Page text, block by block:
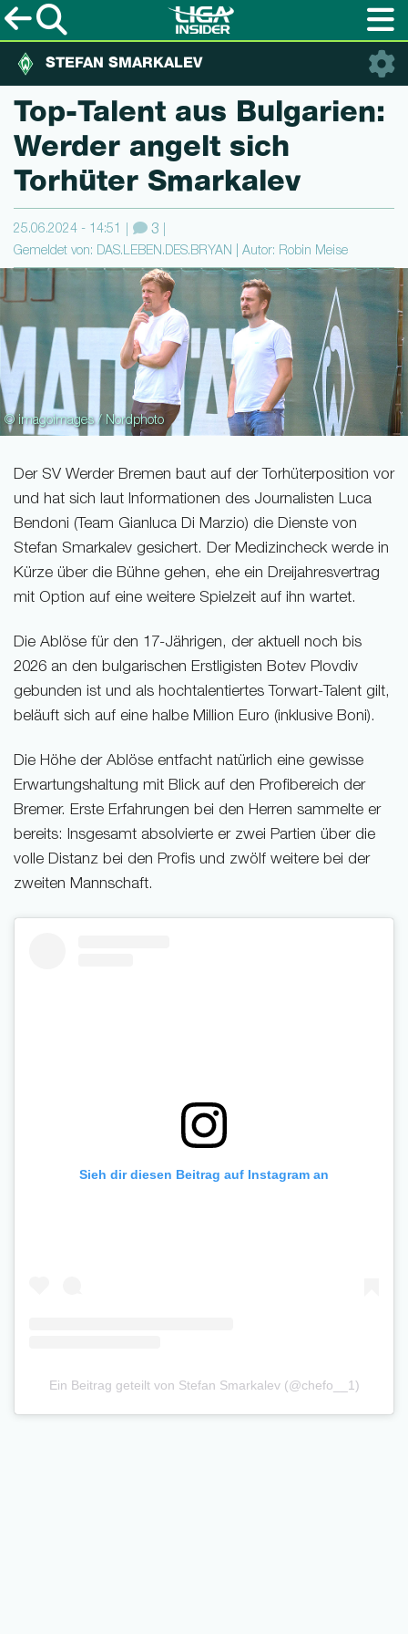
STEFAN SMARKALEV
Top-Talent aus Bulgarien:
Werder angelt sich
Torhüter Smarkalev
25.06.2024 - 14:51 3
Gemeldet von: DAS.LEBEN.DES.BRYAN | Autor: Robin Meise
© imagoimages / Nordphoto
Der SV Werder Bremen baut auf der Torhüterposition vor
und hat sich laut Informationen des Journalisten Luca
Bendoni (Team Gianluca Di Marzio) die Dienste von
Stefan Smarkalev gesichert. Der Medizincheck werde in
Kürze über die Bühne gehen, ehe ein Dreijahresvertrag
mit Option auf eine weitere Spielzeit auf ihn wartet.
Die Ablöse für den 17-Jährigen, der aktuell noch bis
2026 an den bulgarischen Erstligisten Botev Plovdiv
gebunden ist und als hochtalentiertes Torwart-Talent gilt,
beläuft sich auf eine halbe Million Euro (inklusive Boni).
Die Höhe der Ablöse entfacht natürlich eine gewisse
Erwartungshaltung mit Blick auf den Profibereich der
Bremer. Erste Erfahrungen bei den Herren sammelte er
bereits: Insgesamt absolvierte er zwei Partien über die
volle Distanz bei den Profis und zwölf weitere bei der
zweiten Mannschaft.
Sieh dir diesen Beitrag auf Instagram an
Ein Beitrag geteilt von Stefan Smarkalev (@chefo__1)